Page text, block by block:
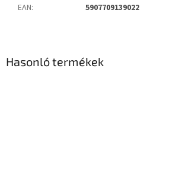
EAN: 5907709139022
Hasonló termékek